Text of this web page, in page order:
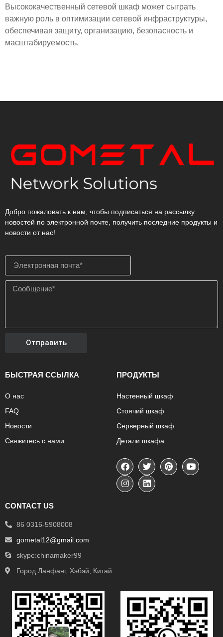
Высококачественный сетевой шкаф может сыграть
важную роль в оптимизации сетевой инфраструктуры,
обеспечивая защиту, организацию, безопасность и
масштабируемость.
Добро пожаловать к нам, чтобы подписаться на рассылку
новостей по электронной почте, получить последние продукты и
новости от нас!
Отправить
БЫСТРАЯ ССЫЛКА
О нас
FAQ
Новости
Свяжитесь с нами
ПРОДУКТЫ
Настенный шкаф
Стоячий шкаф
Серверный шкаф
Детали шкафа
CONTACT US
86 0316-5908008
gometal12@gmail.com
skype:chinamaker99
Город Ланфанг, Хэбэй, Китай